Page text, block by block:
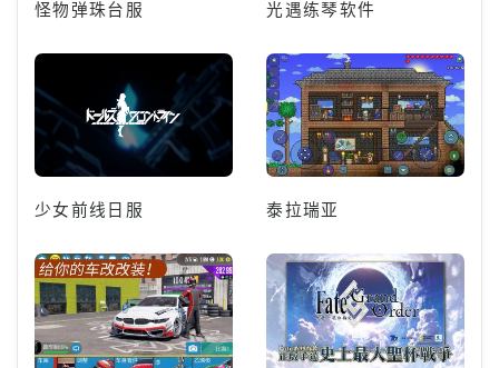
怪物弹珠台服 光遇练琴软件
少女前线日服 泰拉瑞亚